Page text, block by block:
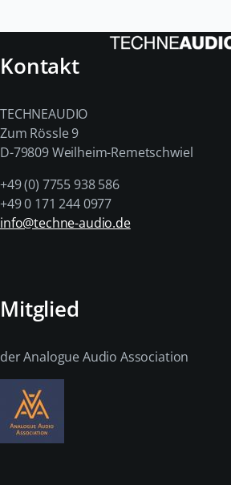
Kontakt
TECHNEAUDIO
Zum Rössle 9
D-79809 Weilheim-Remetschwiel
+49 (0) 7755 938 586
+49 0 171 244 0977
info@techne-audio.de
Mitglied
der Analogue Audio Association